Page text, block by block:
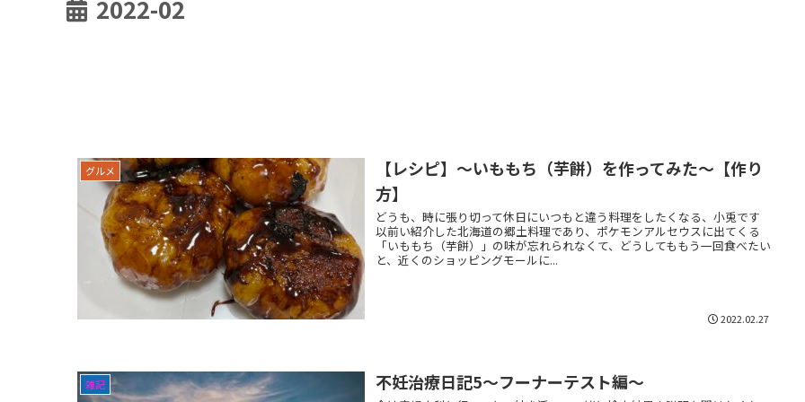
2022-02
グルメ
【レシピ】〜いももち（芋餅）を作ってみた〜【作り
方】
どうも、時に張り切って休日にいつもと違う料理をしたくなる、小兎です
以前い紹介した北海道の郷土料理であり、ポケモンアルセウスに出てくる
「いももち（芋餅）」の味が忘れられなくて、どうしてももう一回食べたい
と、近くのショッピングモールに...
2022.02.27
雑記 不妊治療日記5～フーナーテスト編～